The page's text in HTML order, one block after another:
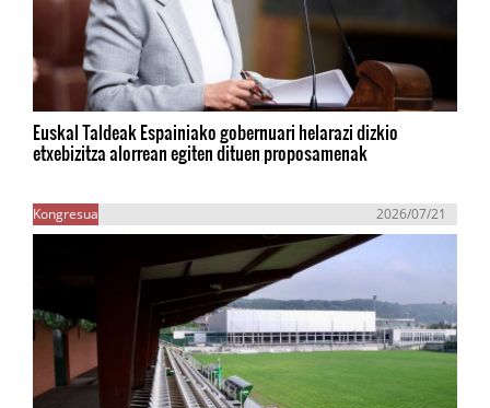
Euskal Taldeak Espainiako gobernuari helarazi dizkio
etxebizitza alorrean egiten dituen proposamenak
Kongresua 2026/07/21